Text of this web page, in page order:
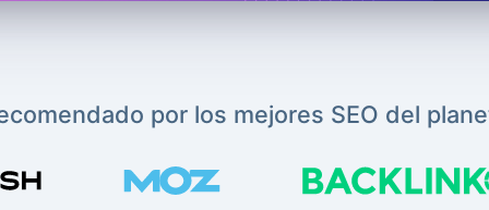
por los mejores SEO del